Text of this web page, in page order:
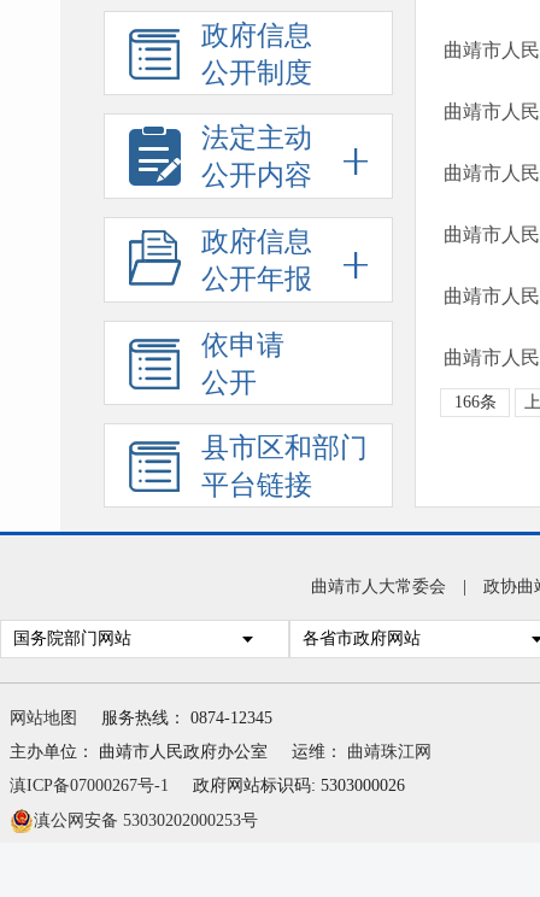
政府信息
公开制度
法定主动
公开内容
政府信息
公开年报
依申请
公开
县市区和部门
平台链接
曲靖市人
曲靖市人
曲靖市人
166条
曲靖市人大常委会 政协曲
国务院部门网站 各省市政府网站
网站地图
服务热线： 0874-12345
主办单位： 曲靖市人民政府办公室
运维： 曲靖珠江网
滇ICP备07000267号-1
政府网站标识码: 5303000026
滇公网安备 53030202000253号